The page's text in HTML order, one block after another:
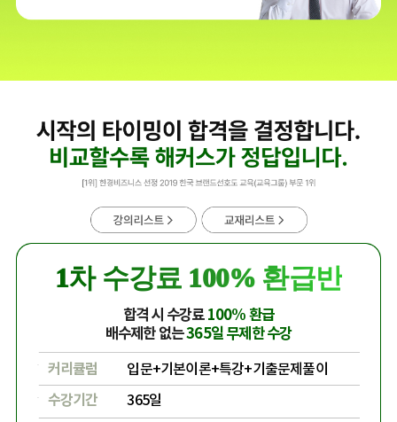
1차 수강료 100% 환급반
합격 시 수강료100% 환급
배수제한 없는365일 무제한 수강
커리큘럼
입문+기본이론+특강+기출문제풀이
수강기간
365일